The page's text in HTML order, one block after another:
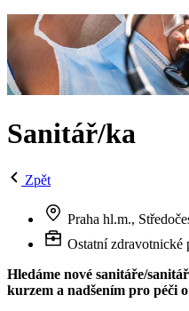
Sanitář/ka
Zpět
Praha hl.m.,
Ostatní zdravotnické
Hledáme nové sanitáře/
kurzem a nadšením pro péči